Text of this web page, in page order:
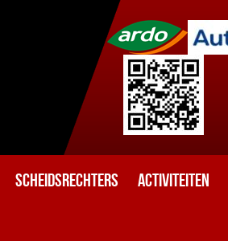
Scheidsrechters Activiteiten